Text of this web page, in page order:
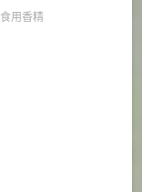
食用香精